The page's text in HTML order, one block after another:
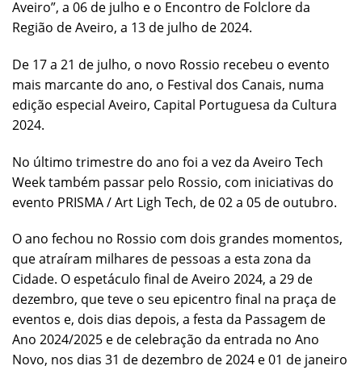
Aveiro”, a 06 de julho e o Encontro de Folclore da
Região de Aveiro, a 13 de julho de 2024.
De 17 a 21 de julho, o novo Rossio recebeu o evento
mais marcante do ano, o Festival dos Canais, numa
edição especial Aveiro, Capital Portuguesa da Cultura
2024.
No último trimestre do ano foi a vez da Aveiro Tech
Week também passar pelo Rossio, com iniciativas do
evento PRISMA / Art Ligh Tech, de 02 a 05 de outubro.
O ano fechou no Rossio com dois grandes momentos,
que atraíram milhares de pessoas a esta zona da
Cidade. O espetáculo final de Aveiro 2024, a 29 de
dezembro, que teve o seu epicentro final na praça de
eventos e, dois dias depois, a festa da Passagem de
Ano 2024/2025 e de celebração da entrada no Ano
Novo, nos dias 31 de dezembro de 2024 e 01 de janeiro